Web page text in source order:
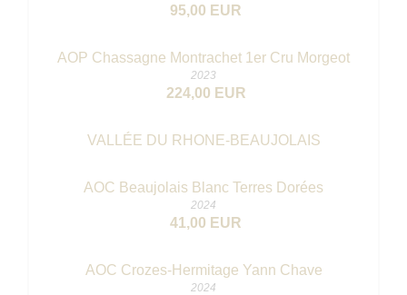
95,00 EUR
AOP Chassagne Montrachet 1er Cru Morgeot
2023
224,00 EUR
VALLÉE DU RHONE-BEAUJOLAIS
AOC Beaujolais Blanc Terres Dorées
2024
41,00 EUR
AOC Crozes-Hermitage Yann Chave
2024